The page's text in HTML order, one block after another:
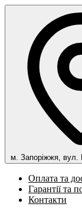
м. Запоріжжя, вул.
Оплата та
Гарантії та
Контакти